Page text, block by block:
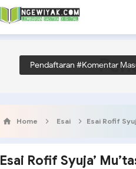
Pendaftaran #Komentar
Home Esai Esai Rofif
Esai Rofif Syuja’